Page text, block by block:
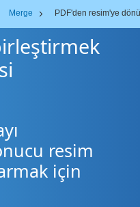
Merge PDF'den resim'ye
resim
için